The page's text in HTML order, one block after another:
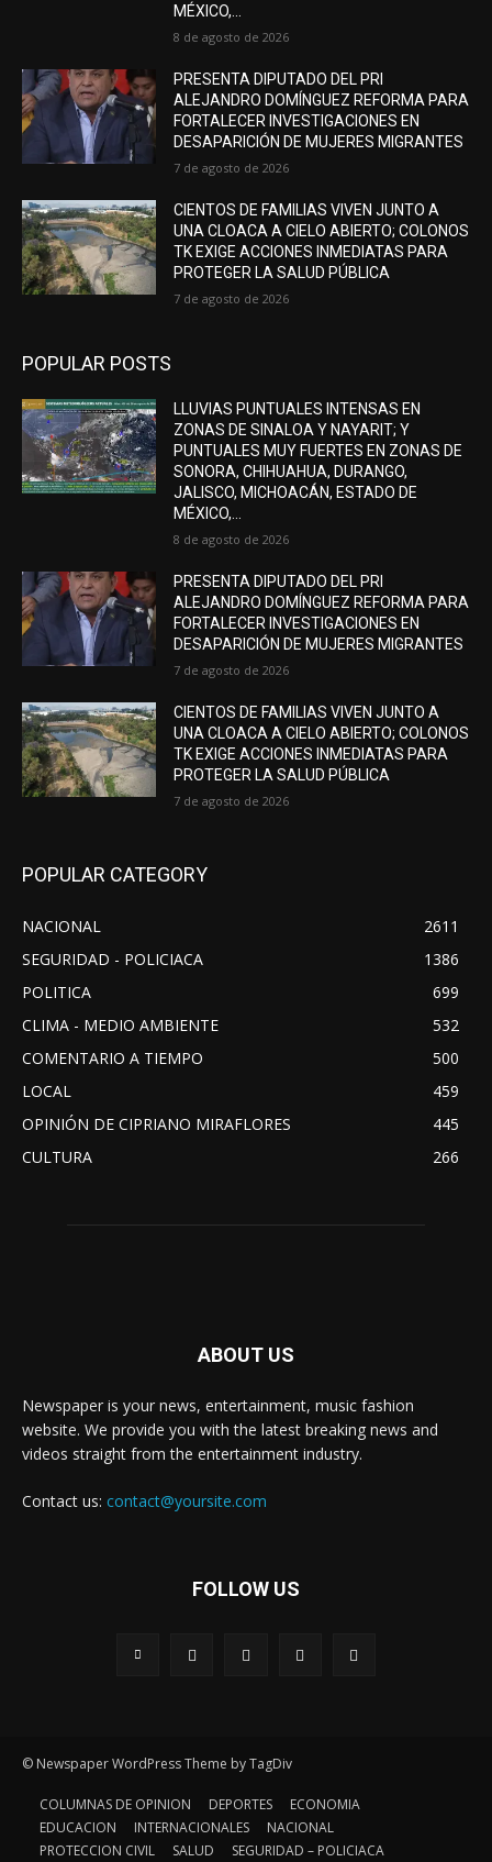
MÉXICO,...
8 de agosto de 2026
PRESENTA DIPUTADO DEL PRI
ALEJANDRO DOMÍNGUEZ REFORMA PARA
FORTALECER INVESTIGACIONES EN
DESAPARICIÓN DE MUJERES MIGRANTES
7 de agosto de 2026
CIENTOS DE FAMILIAS VIVEN JUNTO A
UNA CLOACA A CIELO ABIERTO; COLONOS
TK EXIGE ACCIONES INMEDIATAS PARA
PROTEGER LA SALUD PÚBLICA
7 de agosto de 2026
POPULAR POSTS
LLUVIAS PUNTUALES INTENSAS EN
ZONAS DE SINALOA Y NAYARIT; Y
PUNTUALES MUY FUERTES EN ZONAS DE
SONORA, CHIHUAHUA, DURANGO,
JALISCO, MICHOACÁN, ESTADO DE
MÉXICO,...
8 de agosto de 2026
PRESENTA DIPUTADO DEL PRI
ALEJANDRO DOMÍNGUEZ REFORMA PARA
FORTALECER INVESTIGACIONES EN
DESAPARICIÓN DE MUJERES MIGRANTES
7 de agosto de 2026
CIENTOS DE FAMILIAS VIVEN JUNTO A
UNA CLOACA A CIELO ABIERTO; COLONOS
TK EXIGE ACCIONES INMEDIATAS PARA
PROTEGER LA SALUD PÚBLICA
7 de agosto de 2026
POPULAR CATEGORY
NACIONAL
2611
SEGURIDAD - POLICIACA
1386
POLITICA
699
CLIMA - MEDIO AMBIENTE
532
COMENTARIO A TIEMPO
500
LOCAL
459
OPINIÓN DE CIPRIANO MIRAFLORES
445
CULTURA
266
ABOUT US
Newspaper is your news, entertainment, music fashion
website. We provide you with the latest breaking news and
videos straight from the entertainment industry.
Contact us: contact@yoursite.com
FOLLOW US
© Newspaper WordPress Theme by TagDiv
COLUMNAS DE OPINION DEPORTES
ECONOMIA
EDUCACION
INTERNACIONALES
NACIONAL
PROTECCION CIVIL
SALUD SEGURIDAD – POLICIACA